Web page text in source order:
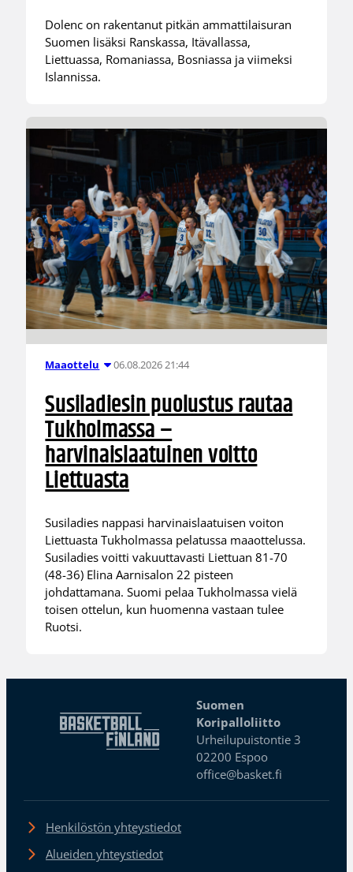
Dolenc on rakentanut pitkän ammattilaisuran
Suomen lisäksi Ranskassa, Itävallassa,
Liettuassa, Romaniassa, Bosniassa ja viimeksi
Islannissa.
Maaottelu 06.08.2026 21:44
Susiladiesin puolustus rautaa
Tukholmassa –
harvinaislaatuinen voitto
Liettuasta
Susiladies nappasi harvinaislaatuisen voiton
Liettuasta Tukholmassa pelatussa maaottelussa.
Susiladies voitti vakuuttavasti Liettuan 81-70
(48-36) Elina Aarnisalon 22 pisteen
johdattamana. Suomi pelaa Tukholmassa vielä
toisen ottelun, kun huomenna vastaan tulee
Ruotsi.
Suomen
Koripalloliitto
Urheilupuistontie 3
02200 Espoo
office@basket.fi
Henkilöstön yhteystiedot
Alueiden yhteystiedot